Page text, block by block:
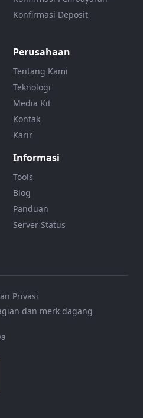
Konfirmasi Deposit
Perusahaan
Tentang Kami
Teknologi
Media Kit
Kontak
Karir
Informasi
Tools
Blog
Panduan
Server Status
Privasi
dan merk dagang